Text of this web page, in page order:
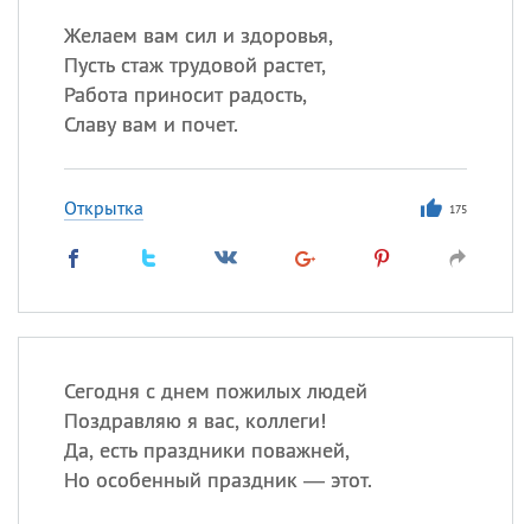
Желаем вам сил и здоровья,
Пусть стаж трудовой растет,
Работа приносит радость,
Славу вам и почет.
Открытка 175
Сегодня с днем пожилых людей
Поздравляю я вас, коллеги!
Да, есть праздники поважней,
Но особенный праздник — этот.